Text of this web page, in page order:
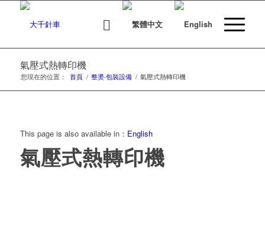
氣壓式熱轉印機
您現在的位置： 首頁 / 整燙‧包裝設備 / 氣壓式熱轉印機
This page is also available in： English
氣壓式熱轉印機